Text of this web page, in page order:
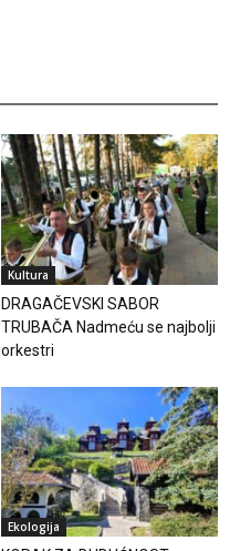
Kultura
DRAGAČEVSKI SABOR
TRUBAČA Nadmeću se najbolji
orkestri
Ekologija